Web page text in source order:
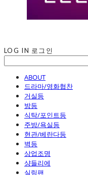
LOG IN 로그인
ABOUT
드라마/영화협찬
거실등
방등
식탁/포인트등
주방/욕실등
현관/베란다등
벽등
상업조명
샹들리에
실링팬